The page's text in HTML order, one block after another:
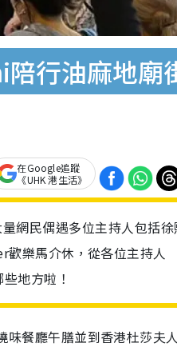
行油麻地廟
在Google追蹤
《UHK 港生活》
網民偶遇多位主持人包括
樂馬介休，從各位主持人
地方啦！
餐廳午膳並到香港杜莎夫